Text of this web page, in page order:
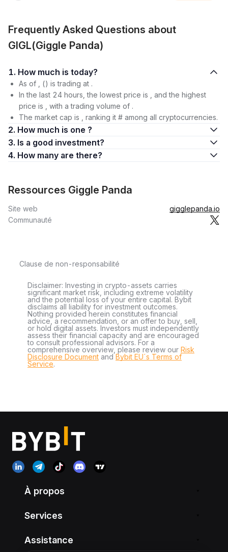
Frequently Asked Questions about
GIGL(Giggle Panda)
1. How much is today?
As of , () is trading at .
In the last 24 hours, the lowest price is , and the highest
price is , with a trading volume of .
The market cap is , ranking it # among all cryptocurrencies.
2. How much is one ?
3. Is a good investment?
4. How many are there?
Ressources Giggle Panda
Site web
gigglepanda.io
Communauté
Clause de non-responsabilité
Disclaimer: Investing in crypto-assets carries
significant market risk, including extreme volatility
and the potential loss of your entire capital. Bybit
disclaims all liability for investment outcomes.
Nothing provided herein constitutes financial
advice, a recommendation, or an offer to buy, sell,
or hold digital assets. Investors must independently
assess their financial capacity and are encouraged
to consult professional advisors. For a
comprehensive overview, please review our Risk
Disclosure Document andBybit EU´s Terms of
Service.
À propos
Services
Assistance